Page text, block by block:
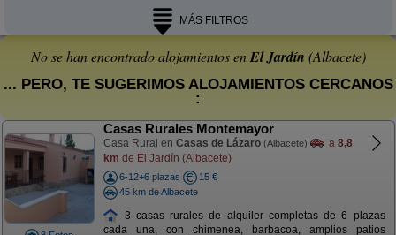
MÁS FILTROS
No se han encontrado alojamientos enEl Jardín (Albacete)
... PERO, TE SUGERIMOS ALOJAMIENTOS CERCANOS
:
Casas Rurales Montemayor
Casa Rural en Casas de Lázaro (Albacete) a 8,8
km de El Jardín (Albacete)
6-12+6 plazas
15 €
45 km de Albacete
3 casas rurales de alquiler completas de 6 plazas
cada una, con chimenea, barbacoa, amplios patios